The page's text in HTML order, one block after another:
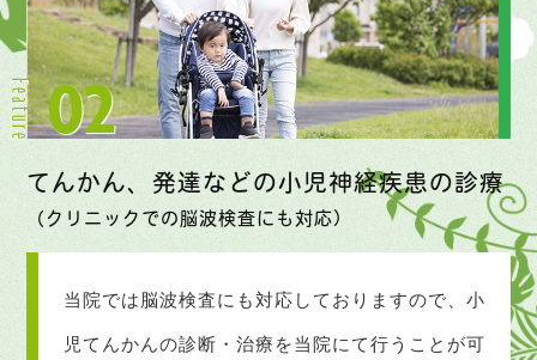
てんかん、発達などの小児神経疾患の診療
（クリニックでの脳波検査にも対応）
当院では脳波検査にも対応しておりますので、 小
児てんかんの診断・治療を当院にて行うことが可